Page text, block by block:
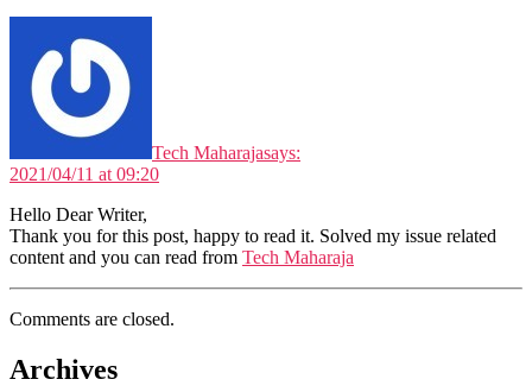
Tech Maharajasays:
2021/04/11 at 09:20
Hello Dear Writer,
Thank you for this post, happy to read it. Solved my issue related
content and you can read from Tech Maharaja
Comments are closed.
Archives